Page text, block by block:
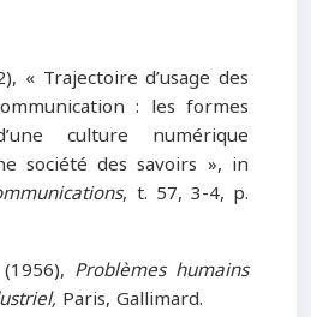
« Trajectoire d’usage des
: les formes
culture numérique
société des savoirs », in
, t. 57, 3-4, p.
Problèmes humains
Paris, Gallimard.